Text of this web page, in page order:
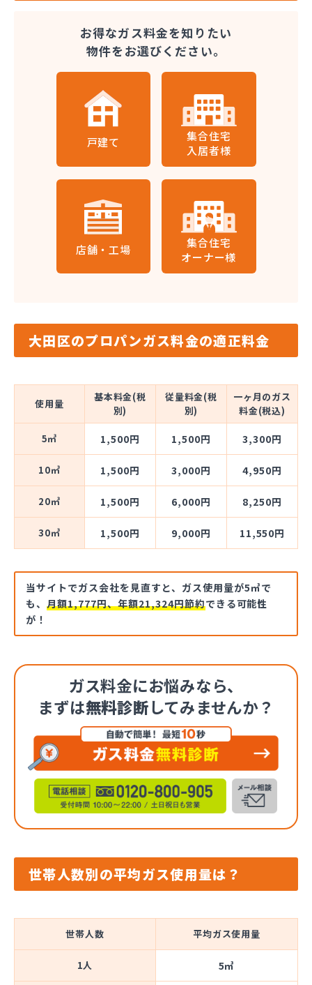
お得なガス料金を知りたい
物件をお選びください。
戸建て
集合住宅
入居者様
店舗・工場
集合住宅
オーナー様
大田区のプロパンガス料金の適正料金
使用量
基本料金(税
別)
従量料金(税
別)
一ヶ月のガス
料金(税込)
5㎥ 1,500円 1,500円 3,300円
10㎥ 1,500円 3,000円 4,950円
20㎥ 1,500円 6,000円 8,250円
30㎥ 1,500円 9,000円 11,550円
当サイトでガス会社を見直すと、ガス使用量が5㎥で
も、 月額1,777円、年額21,324円節約できる可能性
が！
ガス料金にお悩みなら、
まずは無料診断してみませんか？
世帯人数別の平均ガス使用量は？
世帯人数 平均ガス使用量
1人 5㎥